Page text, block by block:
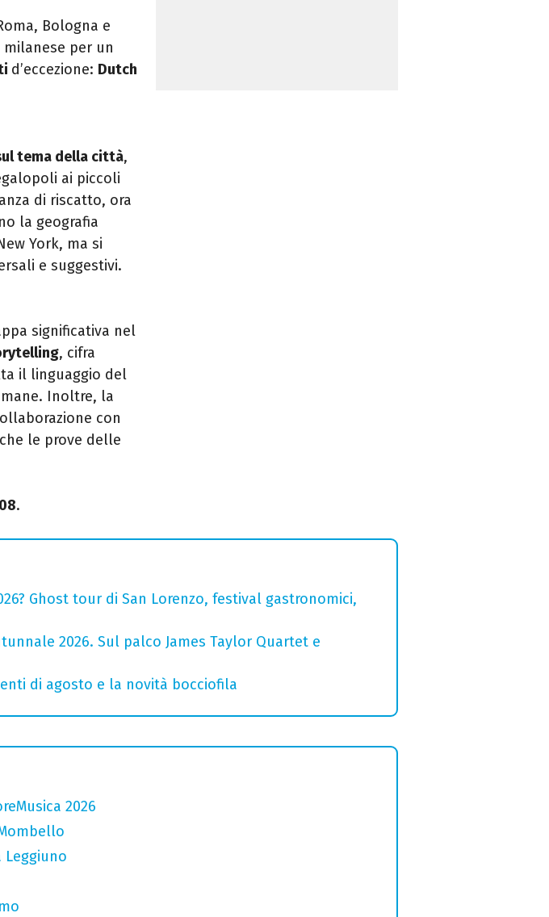
Bologna e
per un
d’eccezione: Dutch
tema della città,
ai piccoli
di riscatto, ora
la geografia
York, ma si
e suggestivi.
significativa nel
, cifra
il linguaggio del
Inoltre, la
con
le prove delle
.
Ghost tour di San Lorenzo, festival gastronomici,
2026. Sul palco James Taylor Quartet e
di agosto e la novità bocciofila
2026